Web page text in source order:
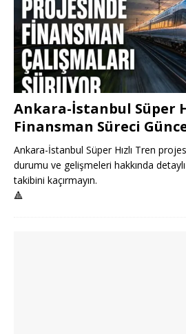
Ankara-İstanbul Süper
Finansman Süreci
Ankara-İstanbul Süper Hızlı Tren
durumu ve gelişmeleri hakkında
takibini kaçırmayın.
🔺